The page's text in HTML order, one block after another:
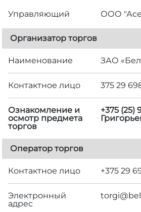
Управляющий ООО
Организатор торгов
Наименование ЗАО
Контактное лицо 375 29
Ознакомление и
осмотр предмета
торгов
+375 (25)
Оператор торгов
Контактное лицо +375 29
Электронный
адрес